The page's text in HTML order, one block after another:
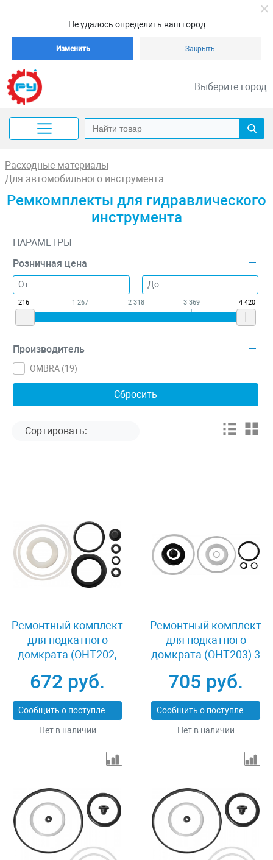
Не удалось определить ваш город
Изменить Закрыть
Выберите город
Расходные материалы
Для автомобильного инструмента
Ремкомплекты для гидравлического
инструмента
ПАРАМЕТРЫ
Розничная цена
216 1 267 2 318 3 369 4 420
Производитель
OMBRA (19)
Ремонтный комплект
для подкатного
домкрата (OHT202,
OHT202RK
672 руб.
Сообщить о поступлении
Нет в наличии
Ремонтный комплект
для подкатного
домкрата (OHT203) 3
705 руб.
Сообщить о поступлении
Нет в наличии